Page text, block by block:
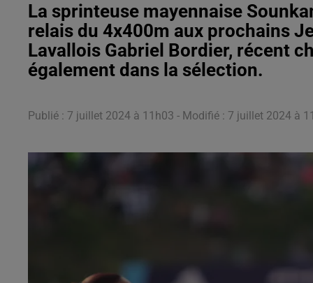
La sprinteuse mayennaise
relais du 4x400m aux prochains
Lavallois Gabriel Bordier, récent
également dans la sélection.
Publié : 7 juillet 2024 à 11h03 - Modifié : 7 juillet 2024 à